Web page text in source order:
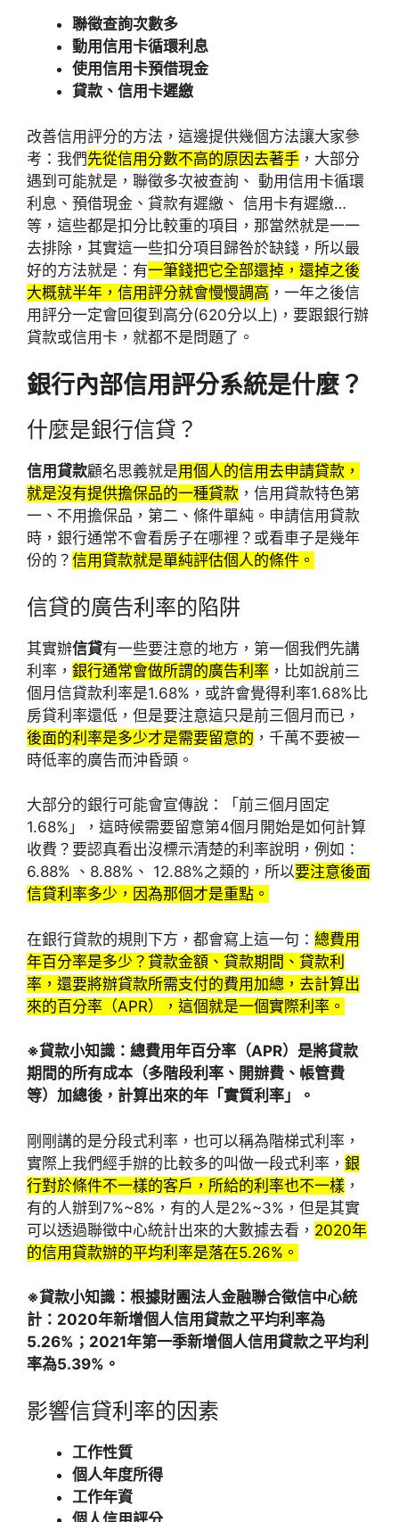
聯徵查詢次數多
動用信用卡循環利息
使用信用卡預借現金
貸款、信用卡遲繳
改善信用評分的方法，這邊提供幾個方法讓大家參
考：我們先從信用分數不高的原因去著手 ，大部分
遇到可能就是，聯徵多次被查詢、 動用信用卡循環
利息、預借現金、貸款有遲繳、 信用卡有遲繳…
等，這些都是扣分比較重的項目，那當然就是一一
去排除，其實這一些扣分項目歸咎於缺錢，所以最
好的方法就是：有一筆錢把它全部還掉，還掉之後
大概就半年，信用評分就會慢慢調高 ，一年之後信
用評分一定會回復到高分(620分以上)，要跟銀行辦
貸款或信用卡，就都不是問題了。
銀行內部信用評分系統是什麼？
什麼是銀行信貸？
信用貸款顧名思義就是用個人的信用去申請貸款，
就是沒有提供擔保品的一種貸款 ，信用貸款特色第
一、不用擔保品，第二、條件單純。申請信用貸款
時，銀行通常不會看房子在哪裡？或看車子是幾年
份的？ 信用貸款就是單純評估個人的條件。
信貸的廣告利率的陷阱
其實辦信貸有一些要注意的地方，第一個我們先講
利率， 銀行通常會做所謂的廣告利率 ，比如說前三
個月信貸款利率是1.68%，或許會覺得利率1.68%比
房貸利率還低，但是要注意這只是前三個月而已，
後面的利率是多少才是需要留意的 ，千萬不要被一
時低率的廣告而沖昏頭。
大部分的銀行可能會宣傳說：「前三個月固定
1.68%」，這時候需要留意第4個月開始是如何計算
收費？要認真看出沒標示清楚的利率說明，例如：
6.88% 、8.88%、 12.88%之類的，所以要注意後面
信貸利率多少，因為那個才是重點。
在銀行貸款的規則下方，都會寫上這一句： 總費用
年百分率是多少？貸款金額、貸款期間、貸款利
率，還要將辦貸款所需支付的費用加總，去計算出
來的百分率（APR），這個就是一個實際利率。
※貸款小知識：總費用年百分率（APR）是將貸款
期間的所有成本（多階段利率、開辦費、帳管費
等）加總後，計算出來的年「實質利率」。
剛剛講的是分段式利率，也可以稱為階梯式利率，
實際上我們經手辦的比較多的叫做一段式利率， 銀
行對於條件不一樣的客戶，所給的利率也不一樣 ，
有的人辦到7%~8%，有的人是2%~3%，但是其實
可以透過聯徵中心統計出來的大數據去看， 2020年
的信用貸款辦的平均利率是落在5.26%。
※貸款小知識： 根據財團法人金融聯合徵信中心統
計：2020年新增個人信用貸款之平均利率為
5.26%；2021年第一季新增個人信用貸款之平均利
率為5.39%。
影響信貸利率的因素
工作性質
個人年度所得
工作年資